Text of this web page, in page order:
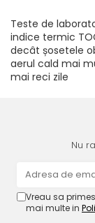
Teste de
indice termic
decât șosetele
aerul cald mai
mai reci zile
Nu
Vreau sa
mai multe in